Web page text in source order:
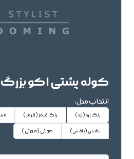
کوله پشتی اکو بزرگ
انتخاب مدل:
رنگ زرد(زرد) رنگ قرمز (قرمز)
بنفش (بنفش) صورتی (صورتی)